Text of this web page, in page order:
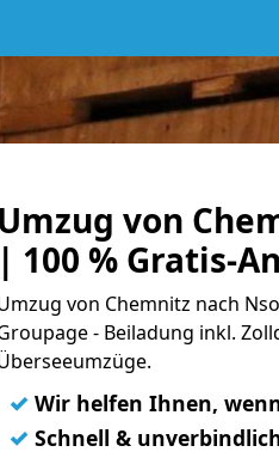
Umzug von
| 100 % Gratis-
von Chemnitz nach
- Beiladung inkl.
✓ Wir helfen Ihnen,
✓ Schnell &